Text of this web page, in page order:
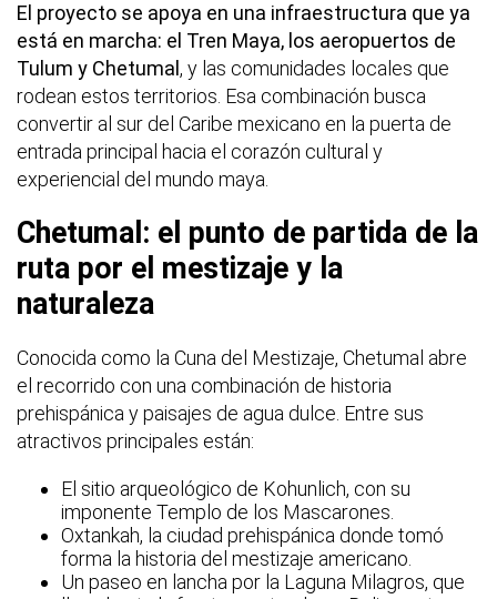
El proyecto se apoya en una infraestructura que ya
está en marcha: el Tren Maya, los aeropuertos de
Tulum y Chetumal , y las comunidades locales que
rodean estos territorios. Esa combinación busca
convertir al sur del Caribe mexicano en la puerta de
entrada principal hacia el corazón cultural y
experiencial del mundo maya.
Chetumal: el punto de partida de la
ruta por el mestizaje y la
naturaleza
Conocida como la Cuna del Mestizaje, Chetumal abre
el recorrido con una combinación de historia
prehispánica y paisajes de agua dulce. Entre sus
atractivos principales están:
El sitio arqueológico de Kohunlich, con su
imponente Templo de los Mascarones.
Oxtankah, la ciudad prehispánica donde tomó
forma la historia del mestizaje americano.
Un paseo en lancha por la Laguna Milagros, que